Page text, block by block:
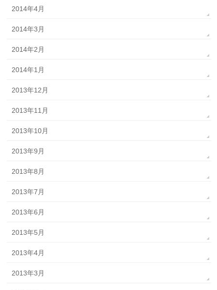
2014年4月
2014年3月
2014年2月
2014年1月
2013年12月
2013年11月
2013年10月
2013年9月
2013年8月
2013年7月
2013年6月
2013年5月
2013年4月
2013年3月